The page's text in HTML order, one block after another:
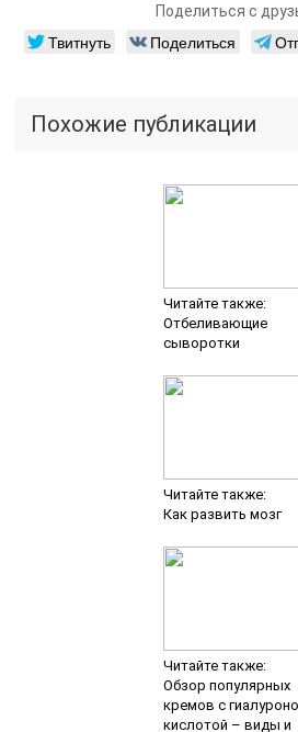
Поделиться с
Твитнуть Поделиться
Похожие публикации
Читайте также:
Отбеливающие
сыворотки
Читайте также:
Как развить мозг
Читайте также:
Обзор популярных
кремов с
кислотой – виды и